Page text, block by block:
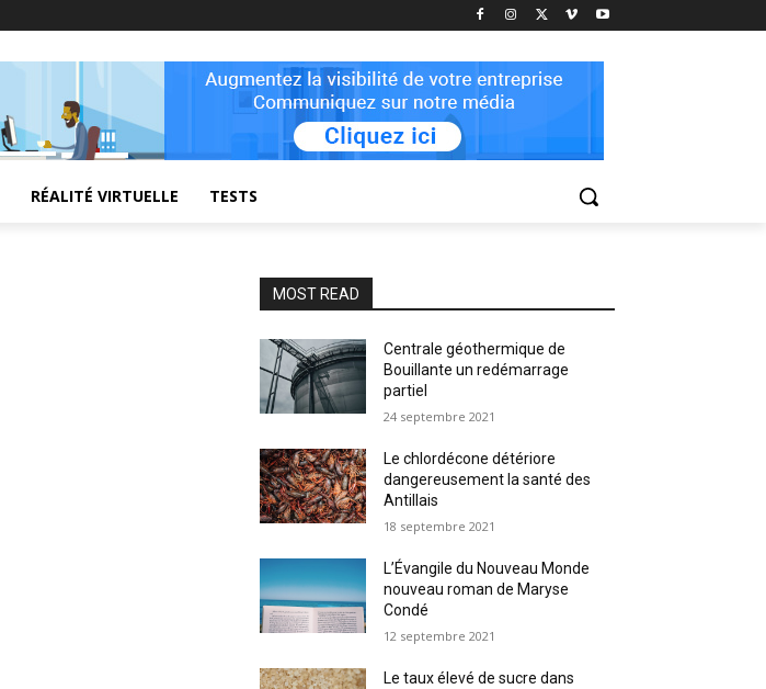
RÉALITÉ VIRTUELLE TESTS
MOST READ
Centrale géothermique de
Bouillante un redémarrage
partiel
24 septembre 2021
Le chlordécone détériore
dangereusement la santé des
Antillais
18 septembre 2021
L’Évangile du Nouveau Monde
nouveau roman de Maryse
Condé
12 septembre 2021
Le taux élevé de sucre dans